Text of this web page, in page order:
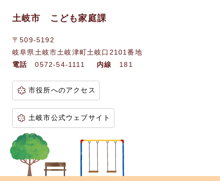
土岐市 こども家庭課
〒509-5192
岐阜県土岐市土岐津町土岐口2101番地
電話
0572-54-1111 内線 181
市役所へのアクセス
土岐市公式ウェブサイト